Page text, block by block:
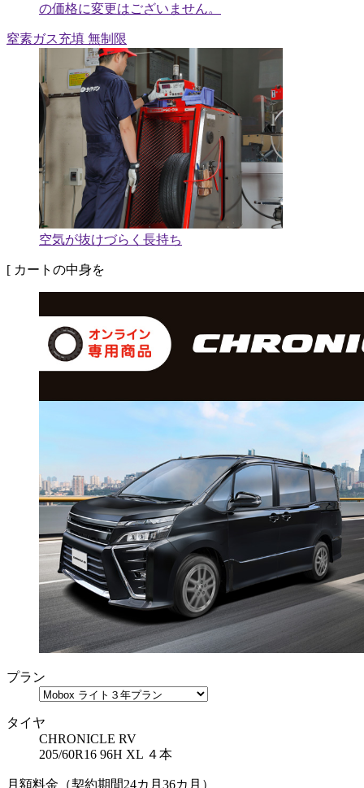
の価格に変更はございません。
窒素ガス充填 無制限
空気が抜けづらく長持ち
[ カートの中身を
プラン
タイヤ
CHRONICLE RV
205/60R16 96H XL ４本
月額料金（契約期間24カ月 36カ月 ）